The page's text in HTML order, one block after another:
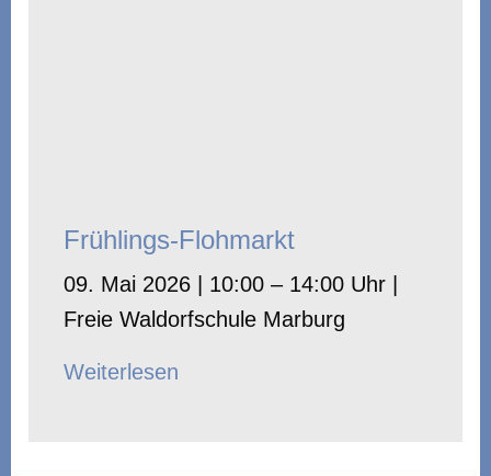
Frühlings-Flohmarkt
09. Mai 2026 | 10:00 – 14:00 Uhr |
Freie Waldorfschule Marburg
Weiterlesen